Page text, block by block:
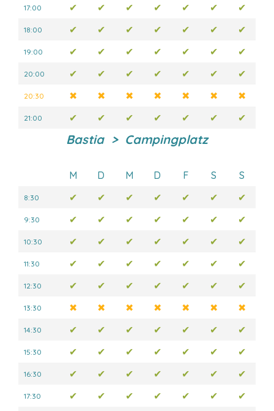
17:00 ✔ ✔ ✔ ✔ ✔ ✔ ✔
18:00 ✔ ✔ ✔ ✔ ✔ ✔ ✔
19:00 ✔ ✔ ✔ ✔ ✔ ✔ ✔
20:00 ✔ ✔ ✔ ✔ ✔ ✔ ✔
20:30 ✖ ✖ ✖ ✖ ✖ ✖ ✖
21:00 ✔ ✔ ✔ ✔ ✔ ✔ ✔
Bastia > Campingplatz
M D M D F S S
8:30 ✔ ✔ ✔ ✔ ✔ ✔ ✔
9:30 ✔ ✔ ✔ ✔ ✔ ✔ ✔
10:30 ✔ ✔ ✔ ✔ ✔ ✔ ✔
11:30 ✔ ✔ ✔ ✔ ✔ ✔ ✔
12:30 ✔ ✔ ✔ ✔ ✔ ✔ ✔
13:30 ✖ ✖ ✖ ✖ ✖ ✖ ✖
14:30 ✔ ✔ ✔ ✔ ✔ ✔ ✔
15:30 ✔ ✔ ✔ ✔ ✔ ✔ ✔
16:30 ✔ ✔ ✔ ✔ ✔ ✔ ✔
17:30 ✔ ✔ ✔ ✔ ✔ ✔ ✔